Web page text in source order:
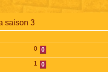
saison 3
0 0
1 0